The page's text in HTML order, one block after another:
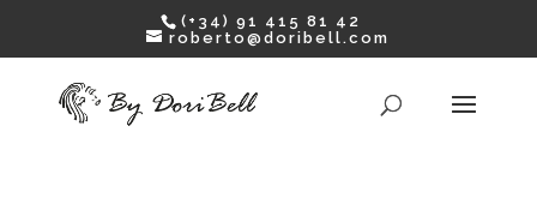
(+34) 91 415 81 42
roberto@doribell.com